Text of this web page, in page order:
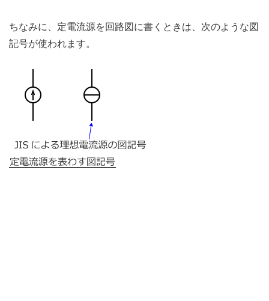
ちなみに、定電流源を回路図に書くときは、次のような図
記号が使われます。